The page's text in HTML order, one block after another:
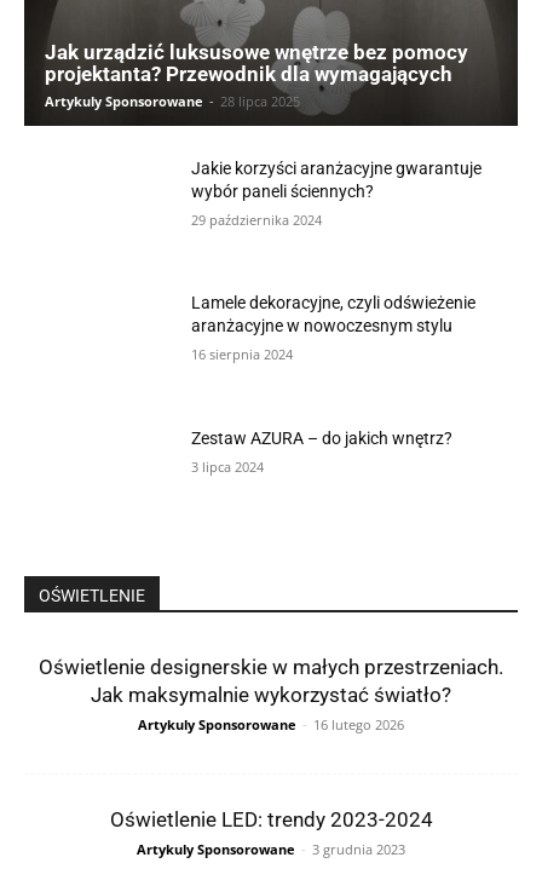
Jak urządzić luksusowe wnętrze bez pomocy
projektanta? Przewodnik dla wymagających
Artykuly Sponsorowane - 28 lipca 2025
Jakie korzyści aranżacyjne gwarantuje
wybór paneli ściennych?
29 października 2024
Lamele dekoracyjne, czyli odświeżenie
aranżacyjne w nowoczesnym stylu
16 sierpnia 2024
Zestaw AZURA – do jakich wnętrz?
3 lipca 2024
OŚWIETLENIE
Oświetlenie designerskie w małych przestrzeniach.
Jak maksymalnie wykorzystać światło?
Artykuly Sponsorowane - 16 lutego 2026
Oświetlenie LED: trendy 2023-2024
Artykuly Sponsorowane - 3 grudnia 2023